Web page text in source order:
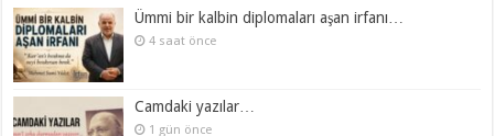
Ümmi bir kalbin diplomaları aşan irfanı…
4 saat önce
Camdaki yazılar…
1 gün önce